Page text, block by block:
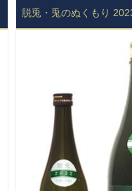
脱兎・兎のぬくもり